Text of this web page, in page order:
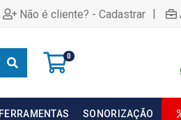
Não é cliente? - Cadastrar |
0
FERRAMENTAS SONORIZAÇÃO